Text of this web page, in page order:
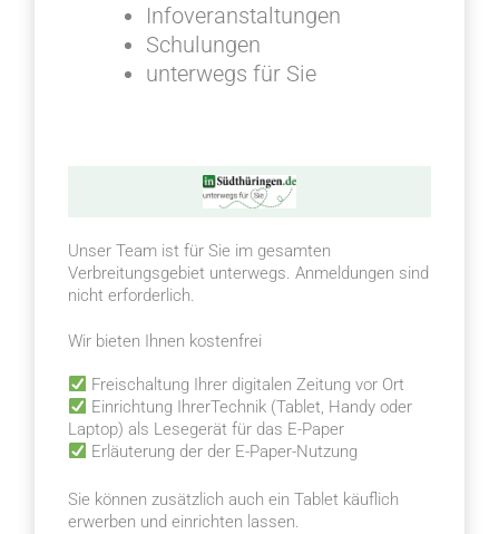
Infoveranstaltungen
Schulungen
unterwegs für Sie
Unser Team ist für Sie im gesamten
Verbreitungsgebiet unterwegs. Anmeldungen sind
nicht erforderlich.
Wir bieten Ihnen kostenfrei
Freischaltung Ihrer digitalen Zeitung vor Ort
Einrichtung IhrerTechnik (Tablet, Handy oder
Laptop) als Lesegerät für das E-Paper
Erläuterung der der E-Paper-Nutzung
Sie können zusätzlich auch ein Tablet käuflich
erwerben und einrichten lassen.